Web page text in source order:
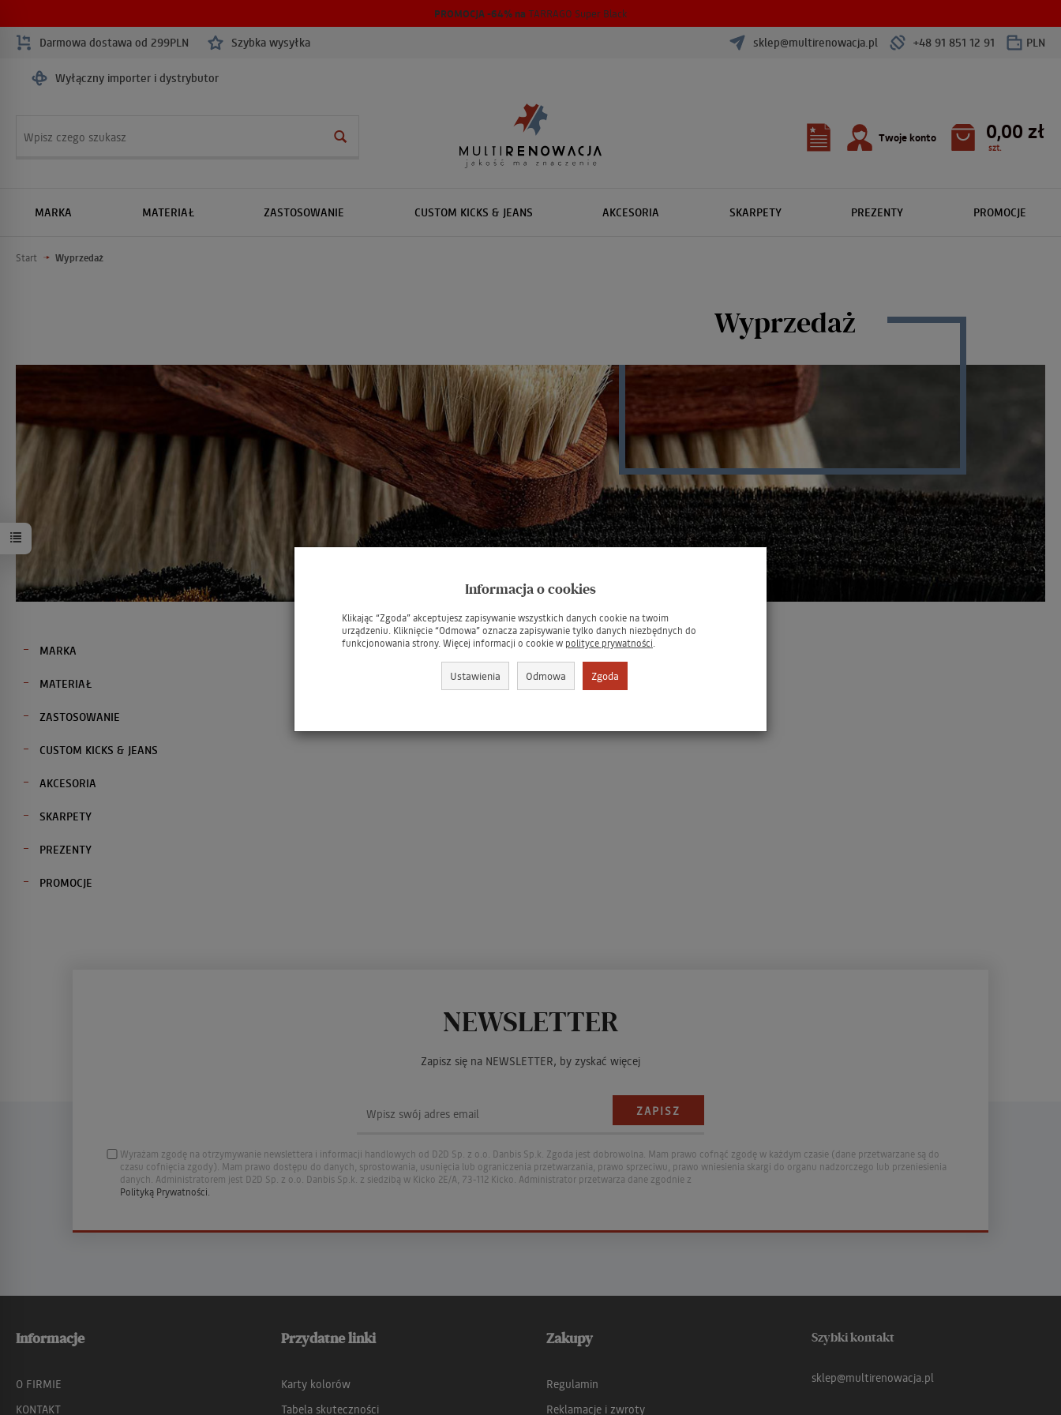
PROMOCJA -64% na TARRAGO Super Black
Darmowa dostawa od 299PLN Szybka wysyłka
Wyłączny importer i dystrybutor
sklep@multirenowacja.pl +48 91 851 12 91 PLN
0,00 zł
szt.
Twoje konto
MARKA MATERIAŁ ZASTOSOWANIE CUSTOM KICKS & JEANS AKCESORIA SKARPETY PREZENTY PROMOCJE
Start Wyprzedaż
Wyprzedaż
MARKA
MATERIAŁ
ZASTOSOWANIE
CUSTOM KICKS & JEANS
AKCESORIA
SKARPETY
PREZENTY
PROMOCJE
NEWSLETTER
Zapisz się na NEWSLETTER, by zyskać więcej
Wyrażam zgodę na otrzymywanie newslettera i informacji handlowych od D2D Sp. z o.o. Danbis Sp.k. Zgoda jest dobrowolna. Mam prawo cofnąć zgodę w każdym czasie (dane przetwarzane są do
czasu cofnięcia zgody). Mam prawo dostępu do danych, sprostowania, usunięcia lub ograniczenia przetwarzania, prawo sprzeciwu, prawo wniesienia skargi do organu nadzorczego lub przeniesienia
danych. Administratorem jest D2D Sp. z o.o. Danbis Sp.k. z siedzibą w Kicko 2E/A, 73-112 Kicko. Administrator przetwarza dane zgodnie z
Polityką Prywatności.
Informacje
O FIRMIE
KONTAKT
Przydatne linki
Karty kolorów
Tabela skuteczności
Zakupy
Regulamin
Reklamacje i zwroty
Szybki kontakt
sklep@multirenowacja.pl
Informacja o cookies
Klikając “Zgoda” akceptujesz zapisywanie wszystkich danych cookie na twoim
urządzeniu. Kliknięcie “Odmowa” oznacza zapisywanie tylko danych niezbędnych do
funkcjonowania strony. Więcej informacji o cookie w polityce prywatności
Ustawienia Odmowa Zgoda